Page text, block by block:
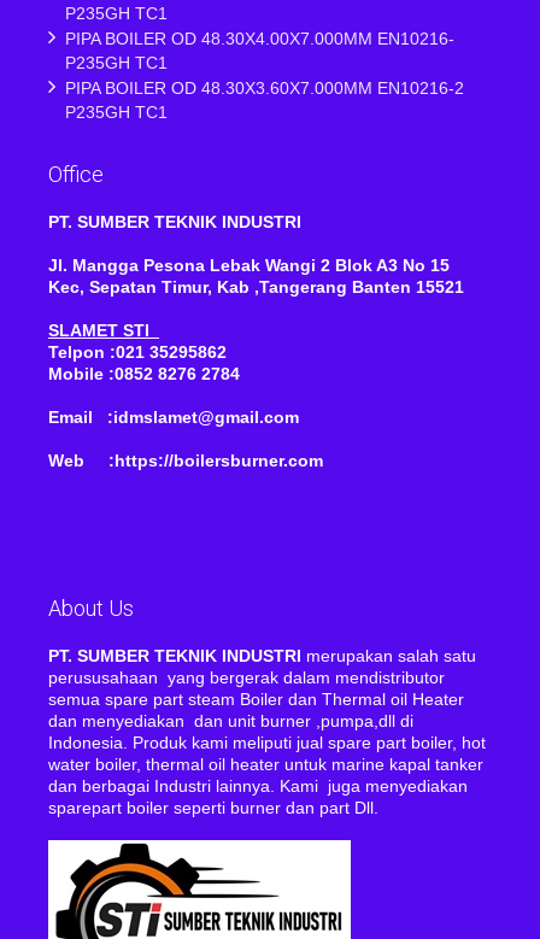
P235GH TC1
PIPA BOILER OD 48.30X4.00X7.000MM EN10216-
P235GH TC1
PIPA BOILER OD 48.30X3.60X7.000MM EN10216-2
P235GH TC1
Office
PT. SUMBER TEKNIK INDUSTRI
Jl. Mangga Pesona Lebak Wangi 2 Blok A3 No 15
Kec, Sepatan Timur, Kab ,Tangerang Banten 15521
SLAMET STI
Telpon :021 35295862
Mobile :0852 8276 2784
Email :idmslamet@gmail.com
Web :https://boilersburner.com
About Us
PT. SUMBER TEKNIK INDUSTRI merupakan salah satu
perususahaan yang bergerak dalam mendistributor
semua spare part steam Boiler dan Thermal oil Heater
dan menyediakan dan unit burner ,pumpa,dll di
Indonesia. Produk kami meliputi jual spare part boiler, hot
water boiler, thermal oil heater untuk marine kapal tanker
dan berbagai Industri lainnya. Kami juga menyediakan
sparepart boiler seperti burner dan part Dll.